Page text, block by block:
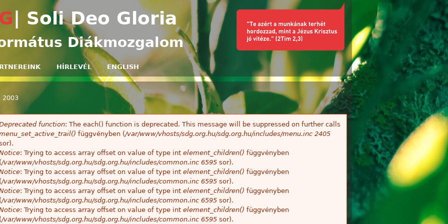
| Soli Deo Gloria
Diákmozgalom
HÍRLEVÉL ENGLISH
hely
2003
function: The each() function is deprecated. This message will be suppressed on further calls
függvényben (/var/www/vhosts/sdg.org.hu/sdg.org.hu/includes/menu.inc 2405
: Trying to access array offset on value of type int element_children() függvényben
(/var/www/vhosts/sdg.org.hu/sdg.org.hu/includes/common.inc 6595 sor).
: Trying to access array offset on value of type int element_children() függvényben
(/var/www/vhosts/sdg.org.hu/sdg.org.hu/includes/common.inc 6595 sor).
: Trying to access array offset on value of type int element_children() függvényben
(/var/www/vhosts/sdg.org.hu/sdg.org.hu/includes/common.inc 6595 sor).
: Trying to access array offset on value of type int element_children() függvényben
(/var/www/vhosts/sdg.org.hu/sdg.org.hu/includes/common.inc 6595 sor).